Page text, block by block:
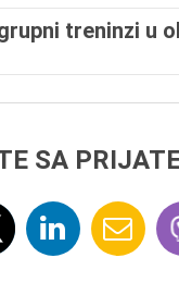
treninzi u
SA